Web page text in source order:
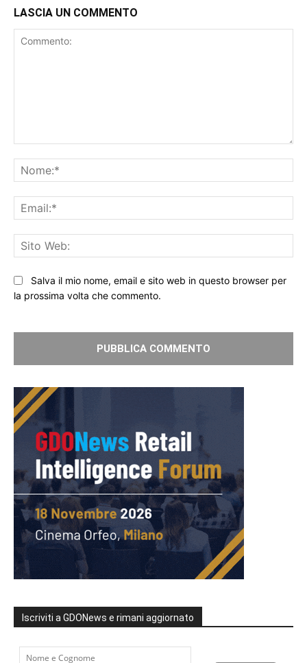
LASCIA UN COMMENTO
Salva il mio nome, email e sito web in questo browser per
la prossima volta che commento.
Iscriviti a GDONews e rimani aggiornato